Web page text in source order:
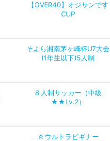
【OVER40】オジサンです
CUP
そよら湘南茅ヶ崎杯U7大会
(1年生以下)5人制
８人制サッカー（中級
★★Lv.2）
☆ウルトラビギナー